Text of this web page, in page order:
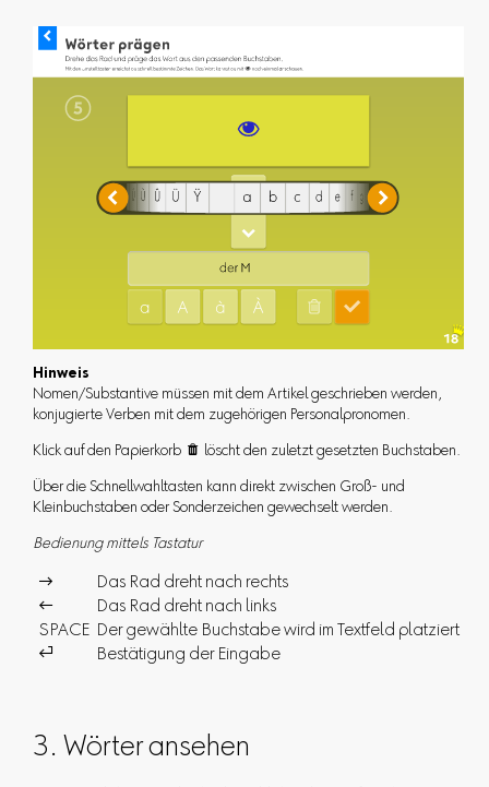
Hinweis
Nomen/Substantive müssen mit dem Artikel geschrieben werden,
konjugierte Verben mit dem zugehörigen Personalpronomen.
Klick auf den Papierkorb  löscht den zuletzt gesetzten Buchstaben.
Über die Schnellwahltasten kann direkt zwischen Groß- und
Kleinbuchstaben oder Sonderzeichen gewechselt werden.
Bedienung mittels Tastatur

Das Rad dreht nach rechts

Das Rad dreht nach links
SPACE Der gewählte Buchstabe wird im Textfeld platziert

Bestätigung der Eingabe
3. Wörter ansehen